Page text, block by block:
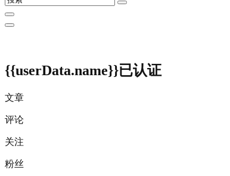
{{userData.name}}已认证
文章
评论
关注
粉丝